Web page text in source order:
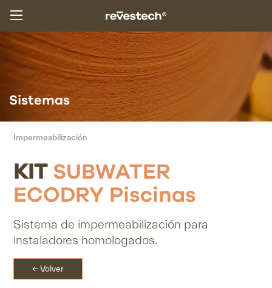
Sistemas
Impermeabilización
KIT SUBWATER
ECODRY Piscinas
Sistema de impermeabilización para
instaladores homologados.
← Volver